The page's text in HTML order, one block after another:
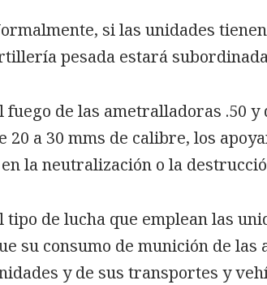
si las unidades
pesada estará
fuego de las ametralladoras .50
20 a 30 mms de calibre, los
la neutralización o la
tipo de lucha que emplean las
su consumo de munición de
y de sus transportes y